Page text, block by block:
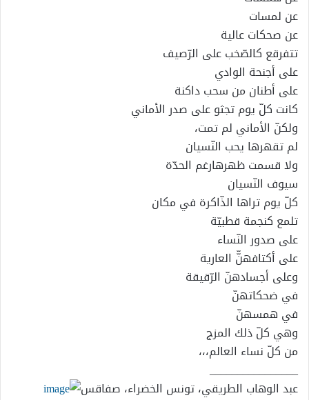
عن لمسات
عن صحكات عالية
تتفرقع كالصّخب على الرّصيف
على أجنحة الوادي
على أطنان من سحب داكنة
كانت كلّ يوم تجثو على صدر الأماني
ولكنّ الأماني لم تمت،
لم تقهرها يحب النّسيان
ولا قسمت ظهرهارغم الحدّة
سيوف النّسيان
كلّ يوم تراها الذّاكرة في مكان
تلمع كنجمة قطبيّة
على صدور النّساء
على أكتافهنّّ العارية
وعلى أجسادهنّ الرّقيقة
في ضحكاتهنّ
في همسهنّ
وهي كلّ ذلك المزج
من كلّ نساء العالم،،،
________________
عبد الوهاب الطريقي، تونس الخضراء، صفاقس